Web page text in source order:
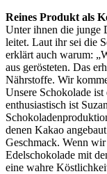
Reines Produkt als
Unter ihnen die junge
leitet. Laut ihr sei die
erklärt auch warum:
aus gerösteten. Das
Nährstoffe. Wir
Unsere Schokolade ist
enthusiastisch ist
denen Kakao
Geschmack. Wenn
Edelschokolade mit
eine wahre